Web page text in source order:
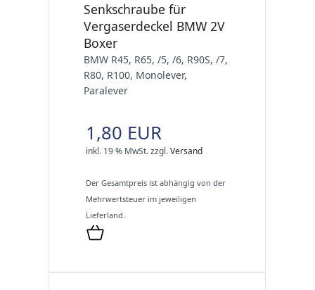
Senkschraube für
Vergaserdeckel BMW 2V
Boxer
BMW R45, R65, /5, /6, R90S, /7,
R80, R100, Monolever,
Paralever
1,80 EUR
inkl. 19 % MwSt.zzgl.Versand
Der Gesamtpreis ist abhängig von der
Mehrwertsteuer im jeweiligen
Lieferland.